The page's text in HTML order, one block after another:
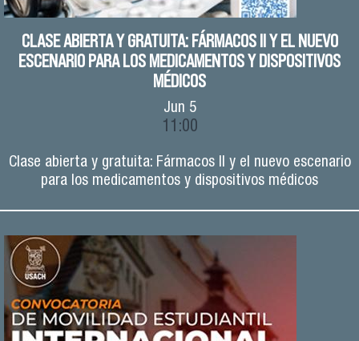
CLASE ABIERTA Y GRATUITA: FÁRMACOS II Y EL NUEVO
ESCENARIO PARA LOS MEDICAMENTOS Y DISPOSITIVOS
MÉDICOS
Jun 5
11:00
Clase abierta y gratuita: Fármacos II y el nuevo escenario
para los medicamentos y dispositivos médicos